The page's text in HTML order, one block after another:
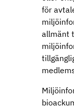
för
allmänt